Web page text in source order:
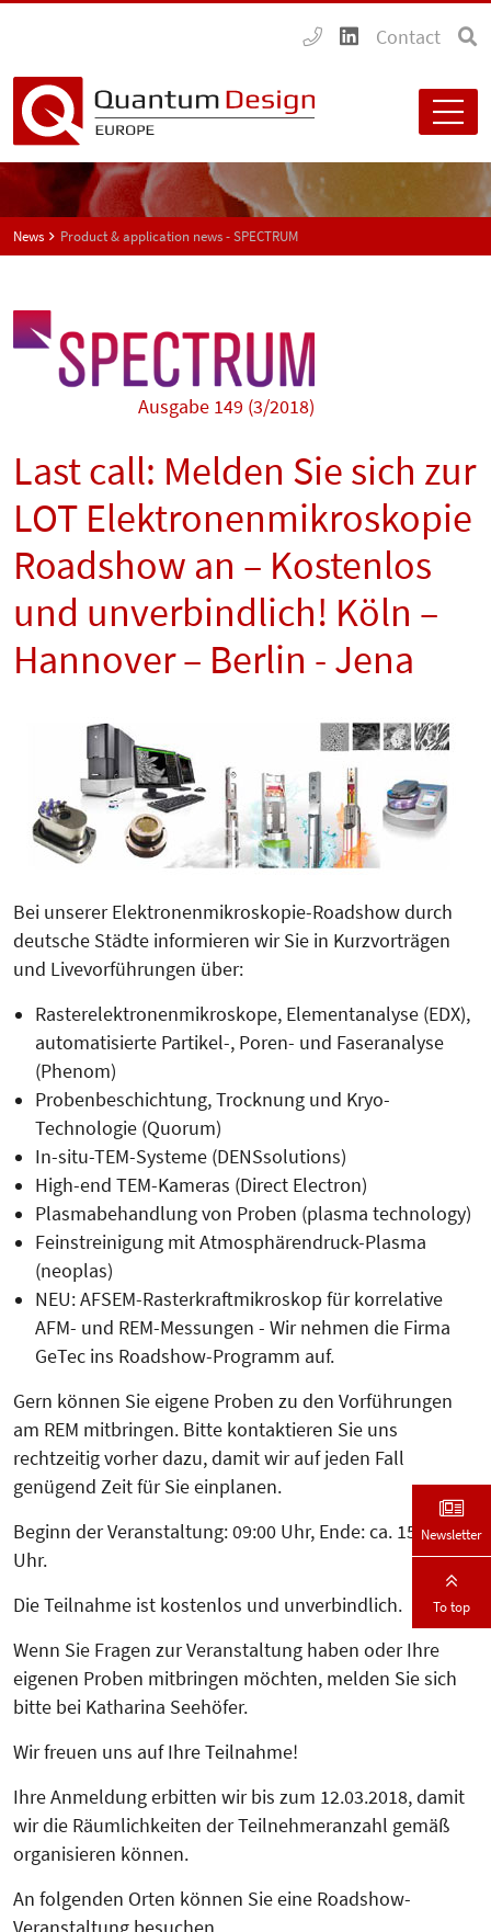
Contact
News Product & application news - SPECTRUM
Ausgabe 149 (3/2018)
Last call: Melden Sie sich zur
LOT Elektronenmikroskopie
Roadshow an – Kostenlos
und unverbindlich! Köln –
Hannover – Berlin - Jena
Bei unserer Elektronenmikroskopie-Roadshow durch
deutsche Städte informieren wir Sie in Kurzvorträgen
und Livevorfüh­rungen über:
Rasterelektronenmikroskope, Elementanalyse (EDX),
automatisierte Partikel-, Poren- und Faseranalyse
(Phenom)
Probenbeschichtung, Trocknung und Kryo-
Technologie (Quorum)
In-situ-TEM-Systeme (DENSsolutions)
High-end TEM-Kameras (Direct Electron)
Plasmabehandlung von Proben (plasma technology)
Feinstreinigung mit Atmosphärendruck-Plasma
(neoplas)
NEU: AFSEM-Rasterkraftmikroskop für korrelative
AFM- und REM-Messungen - Wir nehmen die Firma
GeTec ins Roadshow-Programm auf.
Gern können Sie eigene Proben zu den Vorführungen
am REM mitbringen. Bitte kontaktieren Sie uns
rechtzeitig vorher dazu, damit wir auf jeden Fall
genügend Zeit für Sie einplanen.
Beginn der Veranstaltung: 09:00 Uhr, Ende: ca. 15:00
Uhr.
Die Teilnahme ist kostenlos und unverbindlich.
Wenn Sie Fragen zur Veranstaltung haben oder Ihre
eigenen Proben mitbringen möchten, melden Sie sich
bitte bei Katharina Seehöfer.
Wir freuen uns auf Ihre Teilnahme!
Ihre Anmeldung erbitten wir bis zum 12.03.2018, damit
wir die Räum­lich­keiten der Teilnehmeranzahl gemäß
organisieren können.
An folgenden Orten können Sie eine Roadshow-
Newsletter
To top